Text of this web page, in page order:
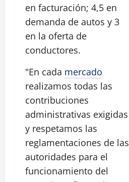
en facturación; 4,5 en
demanda de autos y 3
en la oferta de
conductores.
"En cada mercado
realizamos todas las
contribuciones
administrativas exigidas
y respetamos las
reglamentaciones de las
autoridades para el
funcionamiento del